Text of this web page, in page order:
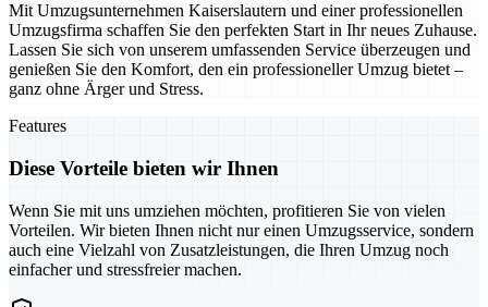
Mit Umzugsunternehmen Kaiserslautern und einer professionellen
Umzugsfirma schaffen Sie den perfekten Start in Ihr neues Zuhause.
Lassen Sie sich von unserem umfassenden Service überzeugen und
genießen Sie den Komfort, den ein professioneller Umzug bietet –
ganz ohne Ärger und Stress.
Features
Diese Vorteile bieten wir Ihnen
Wenn Sie mit uns umziehen möchten, profitieren Sie von vielen
Vorteilen. Wir bieten Ihnen nicht nur einen Umzugsservice, sondern
auch eine Vielzahl von Zusatzleistungen, die Ihren Umzug noch
einfacher und stressfreier machen.